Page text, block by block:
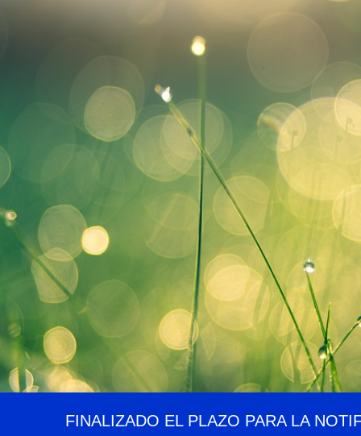
FINALIZADO EL PLAZO PARA LA